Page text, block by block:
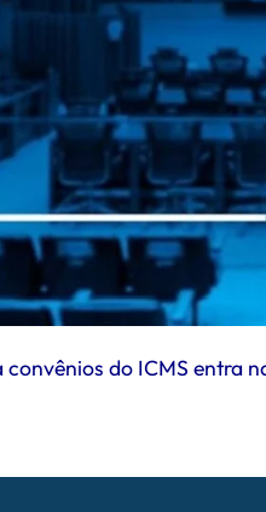
do ICMS entra